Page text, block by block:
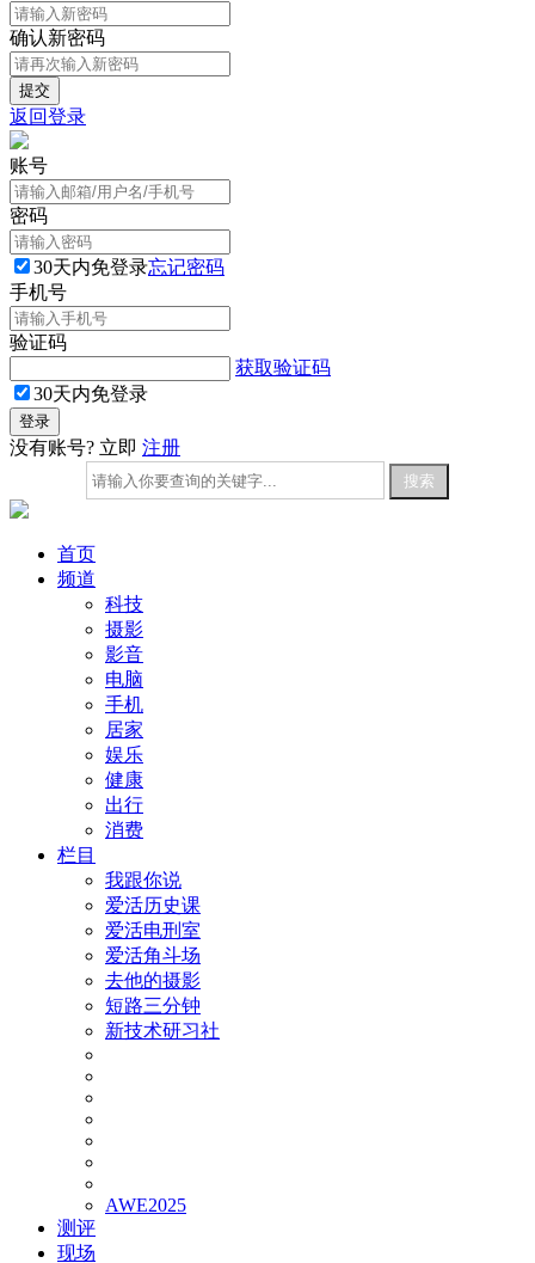
确认新密码
返回登录
账号
密码
30天内免登录忘记密码
手机号
验证码
获取验证码
30天内免登录
没有账号? 立即 注册
首页
频道
科技
摄影
影音
电脑
手机
居家
娱乐
健康
出行
消费
栏目
我跟你说
爱活历史课
爱活电刑室
爱活角斗场
去他的摄影
短路三分钟
新技术研习社
AWE2025
测评
现场